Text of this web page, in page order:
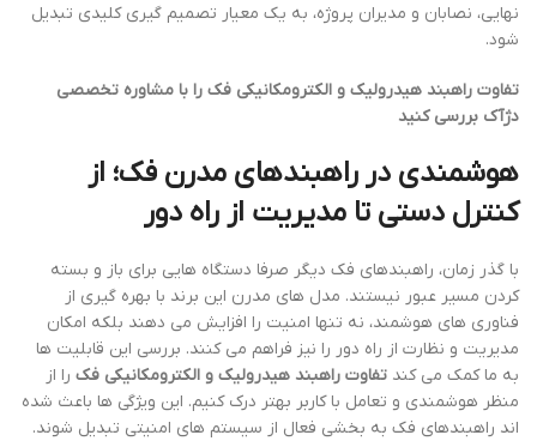
نهایی، نصابان و مدیران پروژه، به یک معیار تصمیم گیری کلیدی تبدیل
شود.
تفاوت راهبند هیدرولیک و الکترومکانیکی فک را با مشاوره تخصصی
دژآک بررسی کنید
هوشمندی در راهبندهای مدرن فک؛ از
کنترل دستی تا مدیریت از راه دور
با گذر زمان، راهبندهای فک دیگر صرفا دستگاه هایی برای باز و بسته
کردن مسیر عبور نیستند. مدل های مدرن این برند با بهره گیری از
فناوری های هوشمند، نه تنها امنیت را افزایش می دهند بلکه امکان
مدیریت و نظارت از راه دور را نیز فراهم می کنند. بررسی این قابلیت ها
به ما کمک می کند تفاوت راهبند هیدرولیک و الکترومکانیکی فک را از
منظر هوشمندی و تعامل با کاربر بهتر درک کنیم. این ویژگی ها باعث شده
اند راهبندهای فک به بخشی فعال از سیستم های امنیتی تبدیل شوند.